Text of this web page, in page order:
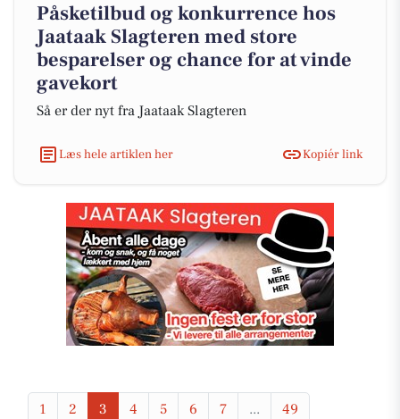
Påsketilbud og konkurrence hos
Jaataak Slagteren med store
besparelser og chance for at vinde
gavekort
Så er der nyt fra Jaataak Slagteren
Læs hele artiklen her Kopiér link
1 2 3 4 5 6 7 ... 49